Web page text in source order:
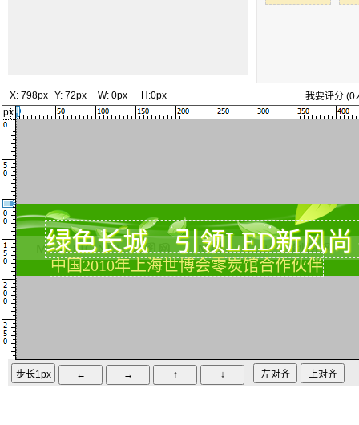
X: 798px Y: 72px W: 0px H:0px 我要评分 (0
绿色长城 引领LED新风
中国2010年上海世博会零炭馆合作伙伴
px